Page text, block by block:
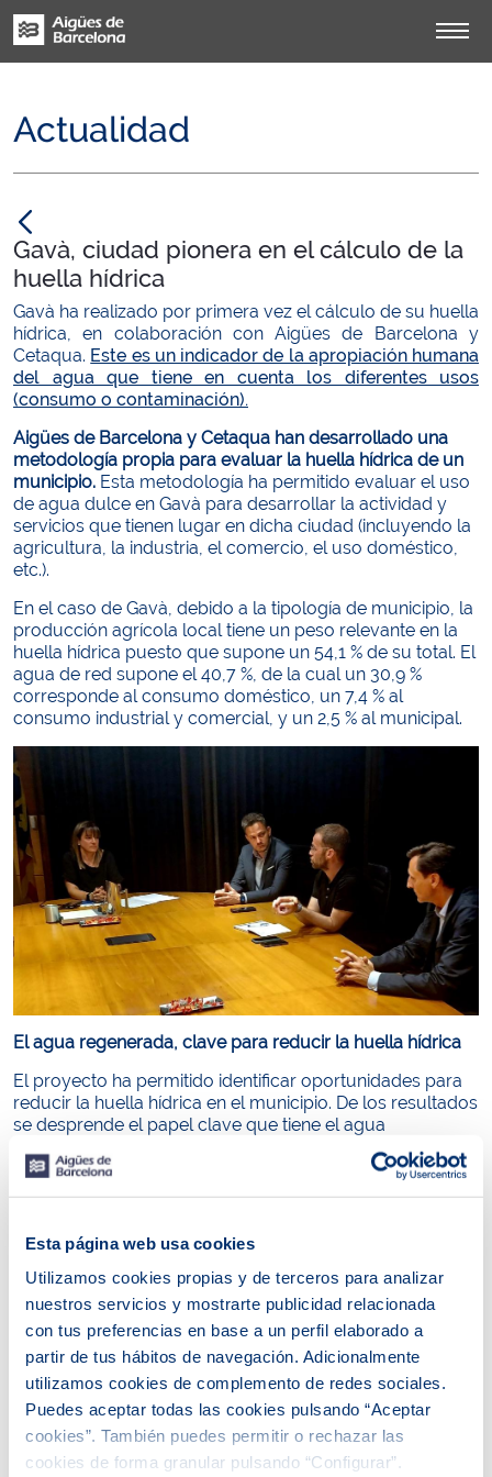
Esta página web usa cookies
Utilizamos cookies propias y de terceros para analizar
nuestros servicios y mostrarte publicidad relacionada
con tus preferencias en base a un perfil elaborado a
partir de tus hábitos de navegación. Adicionalmente
utilizamos cookies de complemento de redes sociales.
Puedes aceptar todas las cookies pulsando “Aceptar
cookies”. También puedes permitir o rechazar las
cookies de forma granular pulsando “Configurar”.
Actualidad
Gavà, ciudad pionera en el cálculo de la
huella hídrica
Gavà ha realizado por primera vez el cálculo de su huella
hídrica, en colaboración con Aigües de Barcelona y
Cetaqua. Este es un indicador de la apropiación humana
del agua que tiene en cuenta los diferentes usos
(consumo o contaminación).
Aigües de Barcelona y Cetaqua han desarrollado una
metodología propia para evaluar la huella hídrica de un
municipio. Esta metodología ha permitido evaluar el uso
de agua dulce en Gavà para desarrollar la actividad y
servicios que tienen lugar en dicha ciudad (incluyendo la
agricultura, la industria, el comercio, el uso doméstico,
etc.).
En el caso de Gavà, debido a la tipología de municipio, la
producción agrícola local tiene un peso relevante en la
huella hídrica puesto que supone un 54,1 % de su total. El
agua de red supone el 40,7 %, de la cual un 30,9 %
corresponde al consumo doméstico, un 7,4 % al
consumo industrial y comercial, y un 2,5 % al municipal.
El agua regenerada, clave para reducir la huella hídrica
El proyecto ha permitido identificar oportunidades para
reducir la huella hídrica en el municipio. De los resultados
se desprende el papel clave que tiene el agua
regenerada. Regenerar implica someter el agua
depurada a un nuevo tratamiento para que pueda
otros.
Actualmente el uso de agua regenerada en Gavà, en
usos ambientales y agrícolas, ha permitido reducir parte
de su huella hídrica.Se estima que el 27,15 % de la
demanda actual de agua por el riego agrícola está
cubierto con agua regenerada.Un mayor despliegue del
uso de agua regenerada permitiría cubrir hasta el 100 %
de la demanda hídrica en la zona agrícola del Baix
Llobregat, con lo que se garantizaría la disponibilidad y la
calidad de agua de forma constante y se promovería la
producción agrícola sostenible y local.